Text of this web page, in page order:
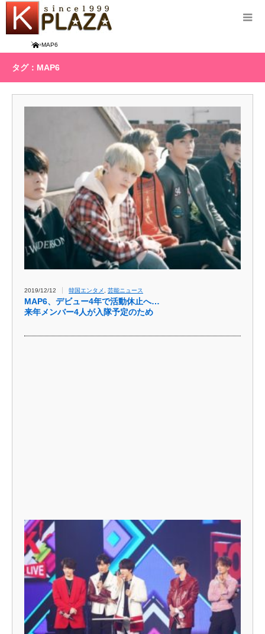
HomeMAP6
タグ：MAP6
2019/12/12 韓国エンタメ 芸能ニュース
MAP6、デビュー4年で活動休止へ…
来年メンバー4人が入隊予定のため